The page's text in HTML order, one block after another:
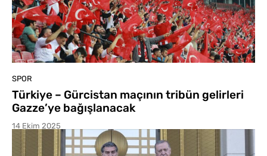
SPOR
Türkiye – Gürcistan maçının tribün gelirleri
Gazze’ye bağışlanacak
14 Ekim 2025